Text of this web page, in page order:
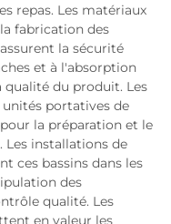
repas. Les matériaux
fabrication des
la sécurité
et à l'absorption
du produit. Les
portatives de
la préparation et le
Les installations de
ces bassins dans les
des
qualité. Les
en valeur les